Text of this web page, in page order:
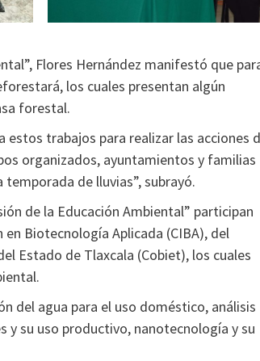
Flores Hernández manifestó que
los cuales presentan algún
forestal.
estos trabajos para realizar las acciones
organizados, ayuntamientos y familias
de lluvias”, subrayó.
de la Educación Ambiental” participan
Biotecnología Aplicada (CIBA), del
Estado de Tlaxcala (Cobiet), los cuales
del agua para el uso doméstico, análisis
su uso productivo, nanotecnología y su